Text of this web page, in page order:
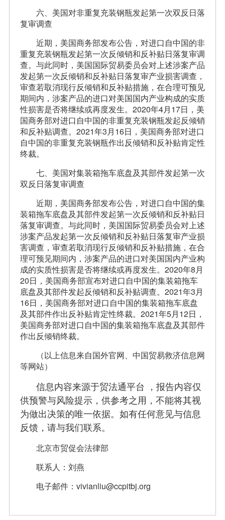
六、美国对非重复充装钢瓶发起第一次双反日落
复审调查
近期，美国商务部发布公告，对进口自中国的非
重复充装钢瓶发起第一次反倾销和反补贴日落复审调
查。与此同时，美国国际贸易委员会对上述涉案产品
发起第一次反倾销和反补贴日落复审产业损害调查，
审查若取消现行反倾销和反补贴措施，在合理可预见
期间内，涉案产品的进口对美国国内产业构成的实质
性损害是否将继续或再度发生。2020年4月17日，美
国商务部对进口自中国的非重复充装钢瓶发起反倾销
和反补贴调查。2021年3月16日，美国商务部对进口
自中国的非重复充装钢瓶作出反倾销和反补贴肯定性
终裁。
七、美国对集装箱拖车底盘及其部件发起第一次
双反日落复审调查
近期，美国商务部发布公告，对进口自中国的集
装箱拖车底盘及其部件发起第一次反倾销和反补贴日
落复审调查。与此同时，美国国际贸易委员会对上述
涉案产品发起第一次反倾销和反补贴日落复审产业损
害调查，审查若取消现行反倾销和反补贴措施，在合
理可预见期间内，涉案产品的进口对美国国内产业构
成的实质性损害是否将继续或再度发生。2020年8月
20日，美国商务部宣布对进口自中国的集装箱拖车
底盘及其部件发起反倾销和反补贴调查。2021年3月
16日，美国商务部对进口自中国的集装箱拖车底盘
及其部件作出反补贴肯定性终裁。2021年5月12日，
美国商务部对进口自中国的集装箱拖车底盘及其部件
作出反倾销终裁。
（以上信息来自国外官网、中国贸易救济信息网
等网站）
信息内容来源于贸法通平台 ，报告内容仅
供预警与风险提示，供参考之用，不能将其视
为做出决策的唯一依据。如有任何意见与信息
反馈，请与我们联系。
北京市贸促会法律部
联系人：刘燕
电子邮件：vivianliu@ccpitbj.org